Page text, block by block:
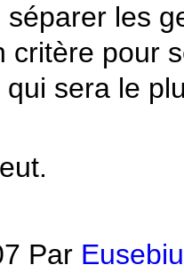
les
pour
sera le
Par